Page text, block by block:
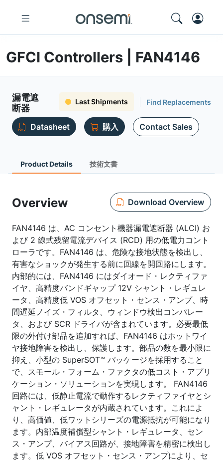
GFCI Controllers | FAN4146
漏電遮
断器
Last Shipments Find Replacements
Datasheet 購入 Contact Sales
Product Details 技術文書
Overview Download Overview
FAN4146 は、AC コンセント機器漏電遮断器 (ALCI) お
よび 2 線式残留電流デバイス (RCD) 用の低電力コント
ローラです。FAN4146 は、危険な接地状態を検出し、
有害なショックが発生する前に回線を開回路にします。
内部的には、FAN4146 にはダイオード・レクティファ
イヤ、高精度バンドギャップ 12V シャント・レギュレ
ータ、高精度低 VOS オフセット・センス・アンプ、時
間遅延ノイズ・フィルタ、ウィンドウ検出コンパレー
タ、および SCR ドライバが含まれています。必要最低
限の外付け部品を追加すれば、FAN4146 はホットワイ
ヤ接地障害を検出し、保護します。部品の数を最小限に
抑え、小型の SuperSOT™ パッケージを採用すること
で、スモール・フォーム・ファクタの低コスト・アプリ
ケーション・ソリューションを実現します。 FAN4146
回路には、低静止電流で動作するレクティファイヤとシ
ャント・レギュレータが内蔵されています。これによ
り、高価値、低ワットシリーズの電源抵抗が可能になり
ます。内部温度補償型シャント・レギュレータ、セン
ス・アンプ、バイアス回路が、接地障害を精密に検出し
ます。低 VOS オフセット・センス・アンプにより、セ